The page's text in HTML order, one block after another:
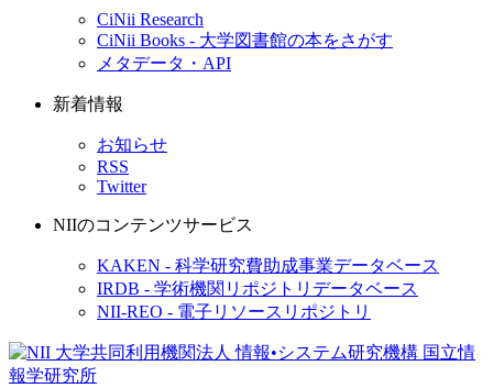
CiNii Research
CiNii Books - 大学図書館の本をさがす
メタデータ・API
新着情報
お知らせ
RSS
Twitter
NIIのコンテンツサービス
KAKEN - 科学研究費助成事業データベース
IRDB - 学術機関リポジトリデータベース
NII-REO - 電子リソースリポジトリ